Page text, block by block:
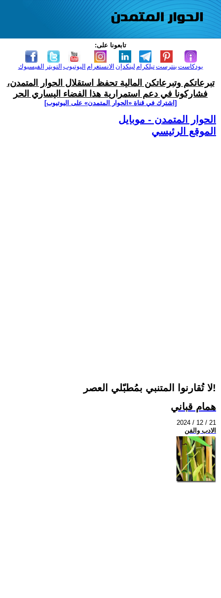
تابعونا على:
الفيسبوك التويتر اليوتيوب الانستغرام لينكدإن تيلكرامبنترست بودكاست
تبرعاتكم وتبرعاتكن المالية تحفظ استقلال الحوار المتمدن،
فشاركونا في دعم استمرارية هذا الفضاء اليساري الحر
[اشترك في قناة ‫«الحوار المتمدن» على اليوتيوب]
الحوار المتمدن - موبايل
الموقع الرئيسي
لا تُقارنوا المتنبي بمُطبّلي العصر!
همام قباني
2024 / 12 / 21
الادب والفن